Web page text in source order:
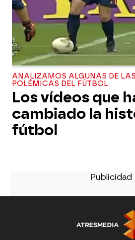
ANALIZAMOS ALGUNAS DE
POLÉMICAS DEL FÚTBOL
Los vídeos que
cambiado la
fútbol